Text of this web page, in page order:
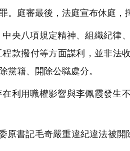
庭審最後，法庭宣布休庭，
央八項規定精神、組織紀律
款撥付等方面謀利，並非法
黨籍、開除公職處分。
利用職權影響與李佩霞發生
書記毛奇嚴重違紀違法被開